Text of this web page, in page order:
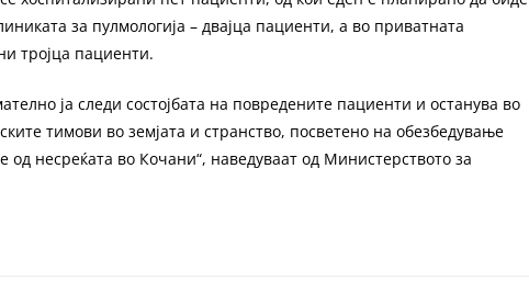
за пулмологија – двајца пациенти, а во приватната
тројца пациенти.
ја следи состојбата на повредените пациенти и останува во
тимови во земјата и странство, посветено на обезбедување
од несреќата во Кочани“, наведуваат од Министерството за